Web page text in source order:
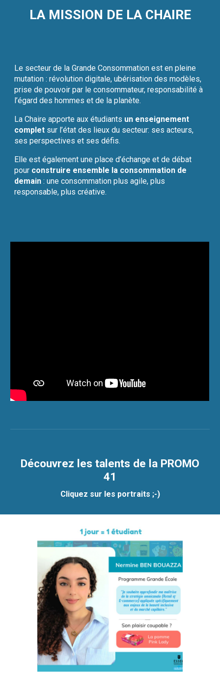
LA MISSION DE LA CHAIRE
Le secteur de la Grande Consommation est en pleine
mutation : révolution digitale, ubérisation des modèles,
prise de pouvoir par le consommateur, responsabilité à
l’égard des hommes et de la planète.
La Chaire apporte aux étudiants un enseignement
complet sur l’état des lieux du secteur: ses acteurs,
ses perspectives et ses défis.
Elle est également une place d’échange et de débat
pour construire ensemble la consommation de
demain : une consommation plus agile, plus
responsable, plus créative.
Découvrez les talents de la PROMO
41
Cliquez sur les portraits ;-)